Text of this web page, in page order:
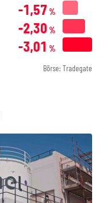
-1,57 %
-2,30 %
-3,01 %
Börse: Tradegate